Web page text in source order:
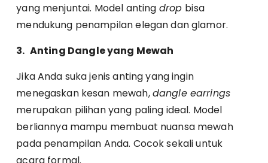
yang menjuntai. Model anting drop bisa
mendukung penampilan elegan dan glamor.
3. Anting Dangle yang Mewah
Jika Anda suka jenis anting yang ingin
menegaskan kesan mewah,dangle earrings
merupakan pilihan yang paling ideal. Model
berliannya mampu membuat nuansa mewah
pada penampilan Anda. Cocok sekali untuk
acara formal.